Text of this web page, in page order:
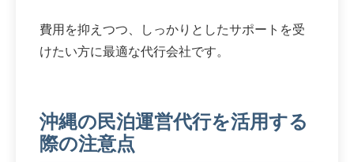
費用を抑えつつ、しっかりとしたサポートを受
けたい方に最適な代行会社です。
沖縄の民泊運営代行を活用する
際の注意点